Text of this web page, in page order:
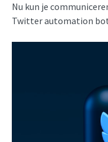
Nu kun je
Twitter automation